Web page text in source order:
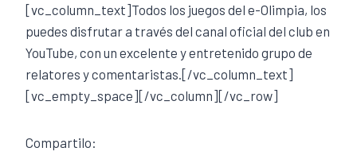
[vc_column_text]Todos los juegos del e-Olimpia, los
puedes disfrutar a través del canal oficial del club en
YouTube, con un excelente y entretenido grupo de
relatores y comentaristas.[/vc_column_text]
[vc_empty_space][/vc_column][/vc_row]
Compartilo: